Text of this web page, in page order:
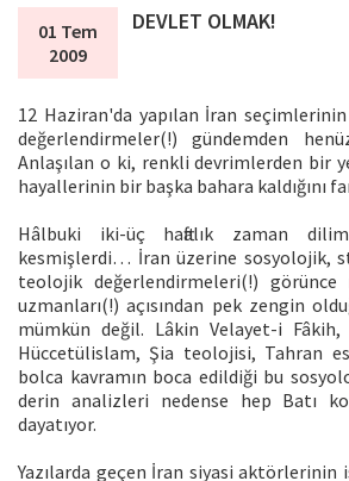
01 Tem
2009
DEVLET OLMAK!
12 Haziran'da yapılan İran
değerlendirmeler(!) gündemden
Anlaşılan o ki, renkli devrimlerden bir
hayallerinin bir başka bahara kaldığını
Hâlbuki iki-üç haftalık zaman
kesmişlerdi… İran üzerine sosyolojik,
teolojik değerlendirmeleri(!) görünce
uzmanları(!) açısından pek zengin
mümkün değil. Lâkin Velayet-i
Hüccetülislam, Şia teolojisi, Tahran
bolca kavramın boca edildiği bu
derin analizleri nedense hep Batı
dayatıyor.
Yazılarda geçen İran siyasi